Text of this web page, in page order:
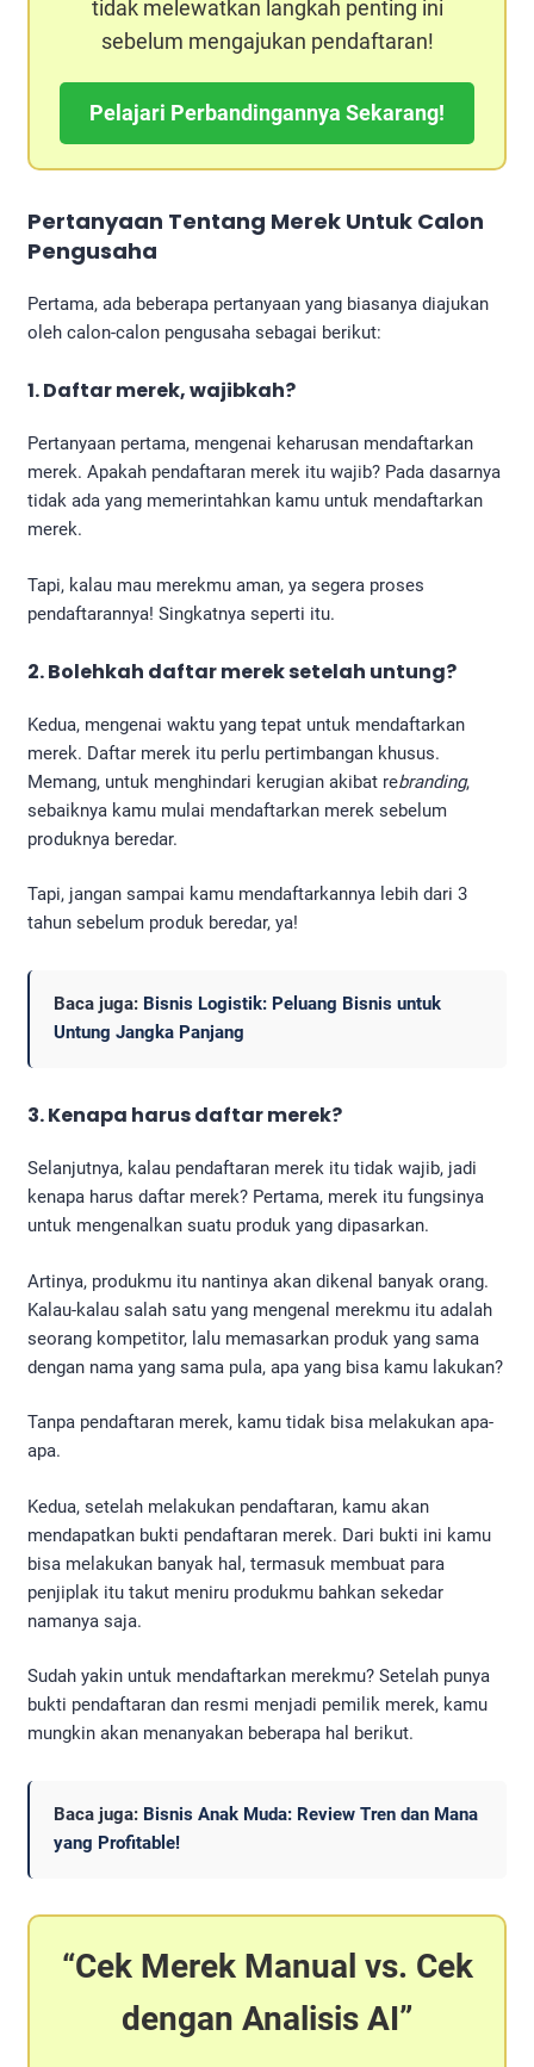
tidak melewatkan langkah penting ini
sebelum mengajukan pendaftaran!
Pelajari Perbandingannya Sekarang!
Pertanyaan Tentang Merek Untuk Calon
Pengusaha
Pertama, ada beberapa pertanyaan yang biasanya diajukan
oleh calon-calon pengusaha sebagai berikut:
1. Daftar merek, wajibkah?
Pertanyaan pertama, mengenai keharusan mendaftarkan
merek. Apakah pendaftaran merek itu wajib? Pada dasarnya
tidak ada yang memerintahkan kamu untuk mendaftarkan
merek.
Tapi, kalau mau merekmu aman, ya segera proses
pendaftarannya! Singkatnya seperti itu.
2. Bolehkah daftar merek setelah untung?
Kedua, mengenai waktu yang tepat untuk mendaftarkan
merek. Daftar merek itu perlu pertimbangan khusus.
Memang, untuk menghindari kerugian akibat rebranding,
sebaiknya kamu mulai mendaftarkan merek sebelum
produknya beredar.
Tapi, jangan sampai kamu mendaftarkannya lebih dari 3
tahun sebelum produk beredar, ya!
Baca juga: Bisnis Logistik: Peluang Bisnis untuk
Untung Jangka Panjang
3. Kenapa harus daftar merek?
Selanjutnya, kalau pendaftaran merek itu tidak wajib, jadi
kenapa harus daftar merek? Pertama, merek itu fungsinya
untuk mengenalkan suatu produk yang dipasarkan.
Artinya, produkmu itu nantinya akan dikenal banyak orang.
Kalau-kalau salah satu yang mengenal merekmu itu adalah
seorang kompetitor, lalu memasarkan produk yang sama
dengan nama yang sama pula, apa yang bisa kamu lakukan?
Tanpa pendaftaran merek, kamu tidak bisa melakukan apa-
apa.
Kedua, setelah melakukan pendaftaran, kamu akan
mendapatkan bukti pendaftaran merek. Dari bukti ini kamu
bisa melakukan banyak hal, termasuk membuat para
penjiplak itu takut meniru produkmu bahkan sekedar
namanya saja.
Sudah yakin untuk mendaftarkan merekmu? Setelah punya
bukti pendaftaran dan resmi menjadi pemilik merek, kamu
mungkin akan menanyakan beberapa hal berikut.
Baca juga: Bisnis Anak Muda: Review Tren dan Mana
yang Profitable!
Cek Merek Manual vs. Cek
dengan Analisis AI